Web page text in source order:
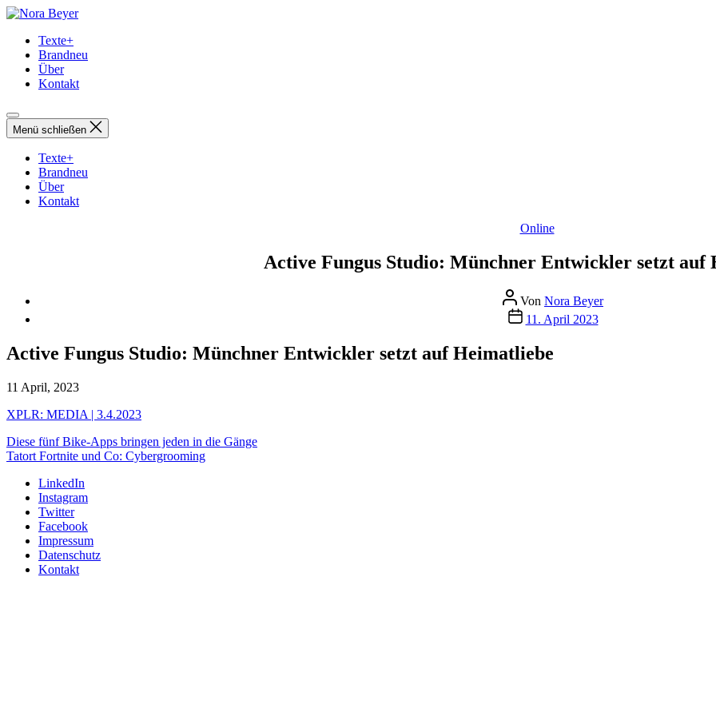
Direkt
Inhalt
wechseln
Nora
Texte+
Brandneu
Über
Kontakt
Menü schließen
Texte+
Brandneu
Über
Kontakt
Kategorien
Online
Active Fungus Studio: Münchner Entwickler setzt auf
Beitragsautor
Von Nora Beyer
Beitragsdatum
11. April 2023
Active Fungus Studio: Münchner Entwickler setzt auf Heimatliebe
11 April, 2023
XPLR: MEDIA | 3.4.2023
Diese fünf Bike-Apps bringen jeden in die Gänge
Tatort Fortnite und Co: Cybergrooming
LinkedIn
Instagram
Twitter
Facebook
Impressum
Datenschutz
Kontakt